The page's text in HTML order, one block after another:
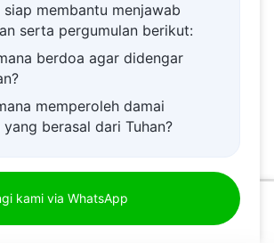
mereka berubah? Tidak.
memiliki kualitas yang buruk,
pandangan yang tidak masuk
mampu melihat gambaran yang
tetapi dia rajin,
ketika melaksanakan
semacam itu dapat bertobat
membantu menjawab
serta pergumulan berikut:
berdoa agar didengar
memperoleh damai
yang berasal dari Tuhan?
Tuhan.
menyambut kedatangan
kami via WhatsApp
Pasal